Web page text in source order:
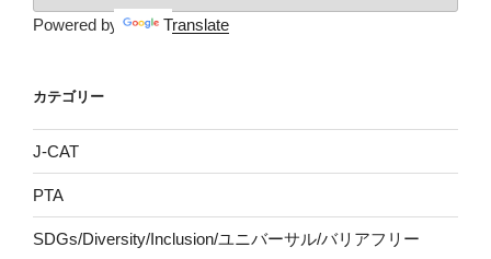
Powered by Translate
カテゴリー
J-CAT
PTA
SDGs/Diversity/Inclusion/ユニバーサル/バリアフリー